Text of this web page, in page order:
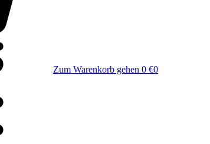
Zum Warenkorb gehen 0 €0